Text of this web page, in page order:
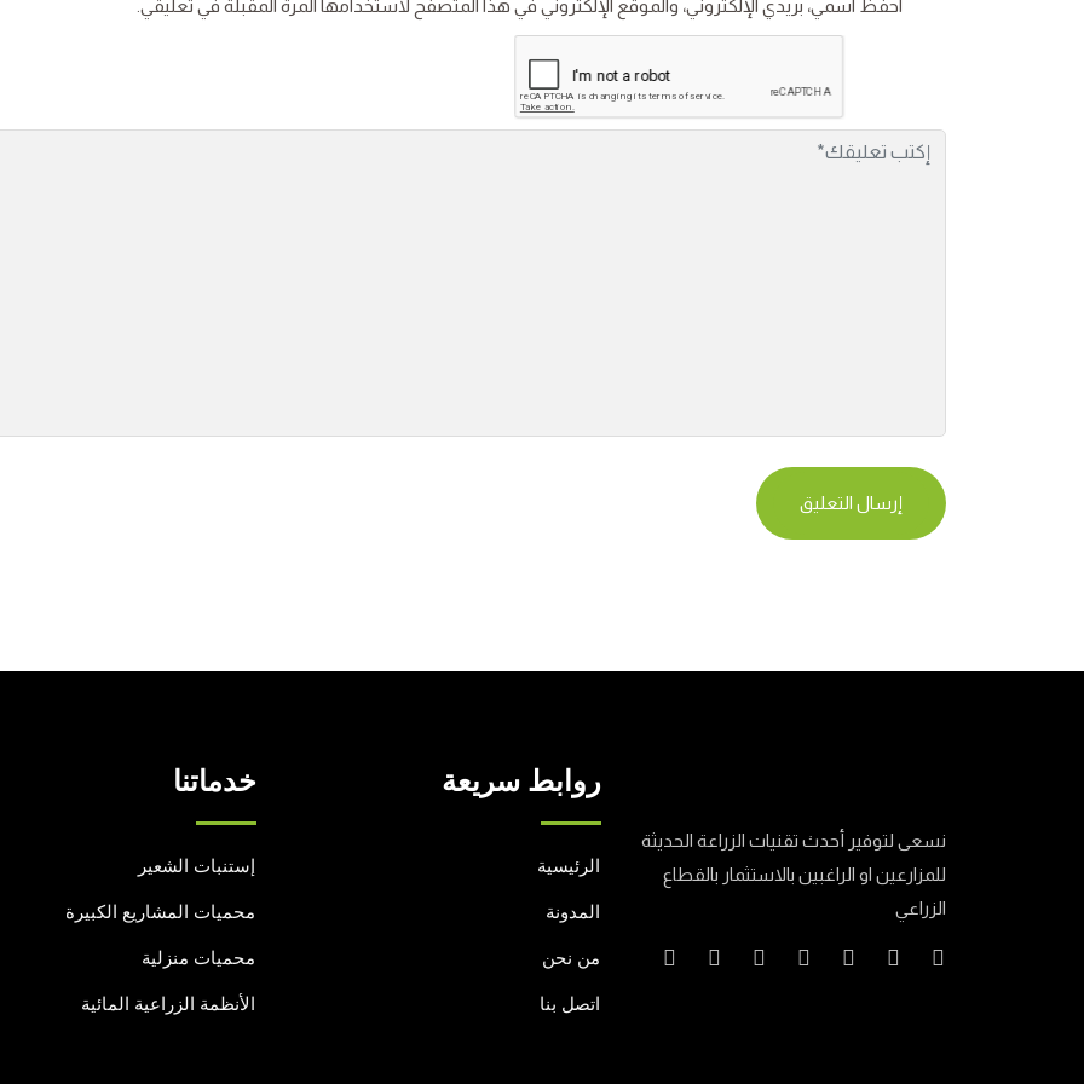
احفظ اسمي، بريدي الإلكتروني، والموقع الإلكتروني في هذا المتصفح لاستخدامها المرة المقبلة في تعليقي.
نسعى لتوفير أحدث تقنيات الزراعة الحديثة
للمزارعين او الراغبين بالاستثمار بالقطاع
الزراعي
روابط سريعة
الرئيسية
المدونة
من نحن
اتصل بنا
خدماتنا
إستنبات الشعير
محميات المشاريع الكبيرة
محميات منزلية
الأنظمة الزراعية المائية